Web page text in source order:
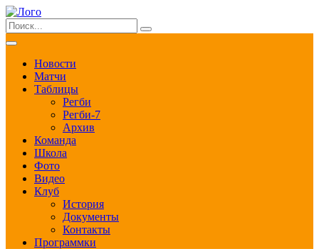
Новости
Матчи
Таблицы
Регби
Регби-7
Архив
Команда
Школа
Фото
Видео
Клуб
История
Документы
Контакты
Программки